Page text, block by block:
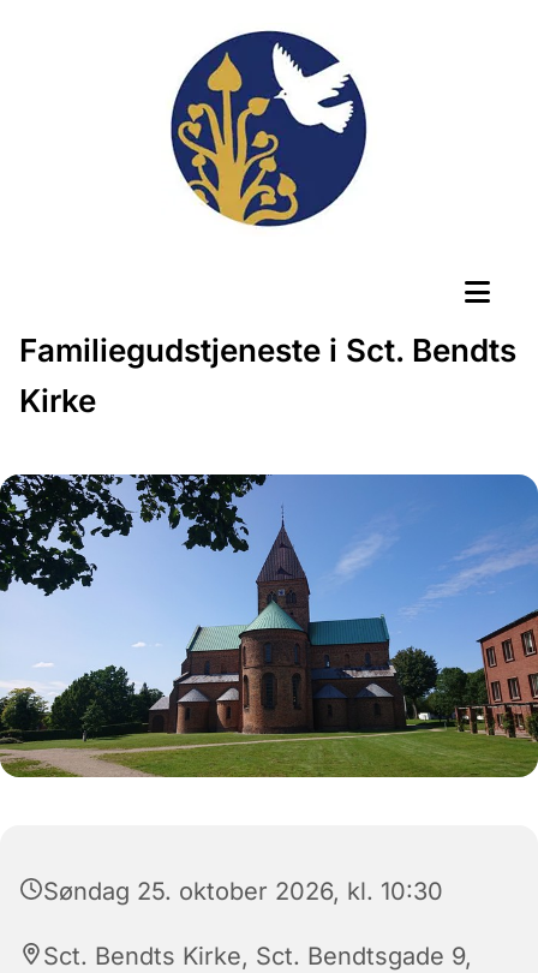
Familiegudstjeneste i Sct. Bendts
Kirke
Søndag 25. oktober 2026, kl. 10:30
Sct. Bendts Kirke, Sct. Bendtsgade 9,